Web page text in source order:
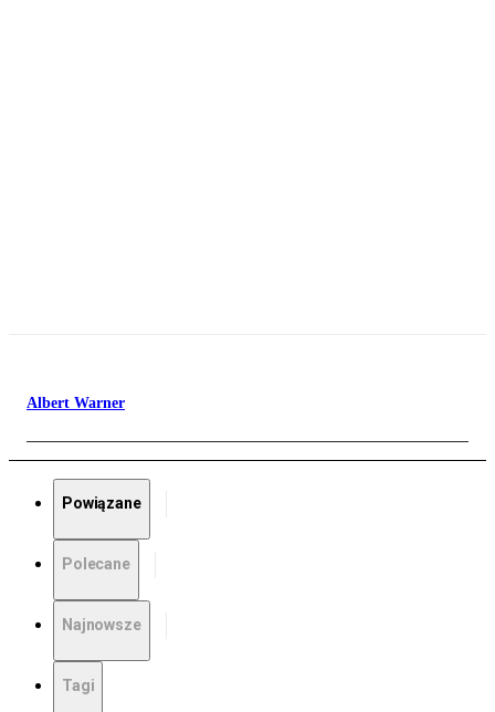
Albert Warner
Powiązane
Polecane
Najnowsze
Tagi